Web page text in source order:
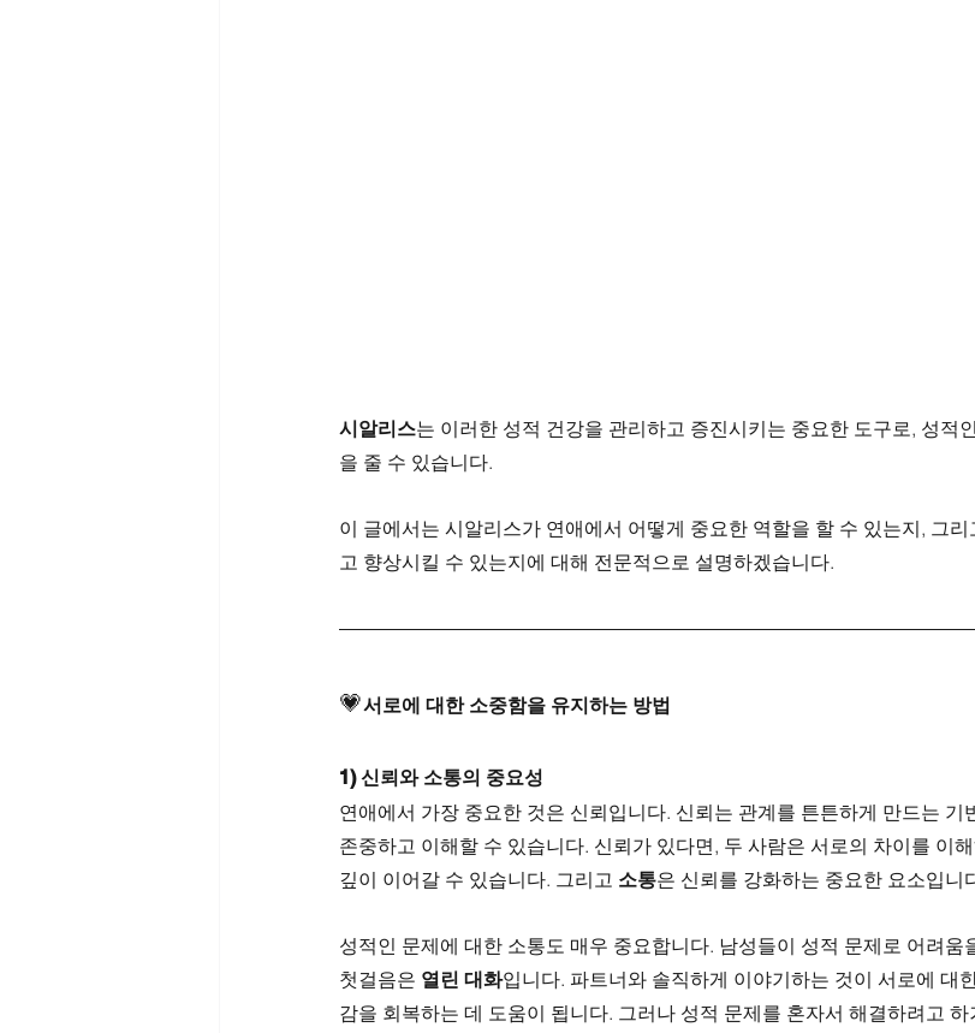
시알리스는 이러한 성적 건강을 관리하고 증진시키는 중요한 도구로, 성적
을 줄 수 있습니다.
이 글에서는 시알리스가 연애에서 어떻게 중요한 역할을 할 수 있는지, 그
고 향상시킬 수 있는지에 대해 전문적으로 설명하겠습니다.
💗서로에 대한 소중함을 유지하는 방법
1) 신뢰와 소통의 중요성
연애에서 가장 중요한 것은 신뢰입니다. 신뢰는 관계를 튼튼하게 만드는 기
존중하고 이해할 수 있습니다. 신뢰가 있다면, 두 사람은 서로의 차이를 이
깊이 이어갈 수 있습니다. 그리고 소통은 신뢰를 강화하는 중요한 요소입니
성적인 문제에 대한 소통도 매우 중요합니다. 남성들이 성적 문제로 어려움
첫걸음은 열린 대화입니다. 파트너와 솔직하게 이야기하는 것이 서로에 대
감을 회복하는 데 도움이 됩니다. 그러나 성적 문제를 혼자서 해결하려고